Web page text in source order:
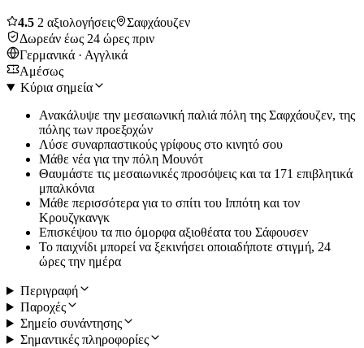
4.5 2 αξιολογήσεις
Σαφχάουζεν
Δωρεάν έως 24 ώρες πριν
Γερμανικά · Αγγλικά
Αμέσως
Κύρια σημεία
Ανακάλυψε την μεσαιωνική παλιά πόλη της Σαφχάουζεν, της
πόλης των προεξοχών
Λύσε συναρπαστικούς γρίφους στο κινητό σου
Μάθε νέα για την πόλη Μουνότ
Θαυμάστε τις μεσαιωνικές προσόψεις και τα 171 επιβλητικά
μπαλκόνια
Μάθε περισσότερα για το σπίτι του Ιππότη και τον
Κρουζγκανγκ
Επισκέψου τα πιο όμορφα αξιοθέατα του Σάφουσεν
Το παιχνίδι μπορεί να ξεκινήσει οποιαδήποτε στιγμή, 24
ώρες την ημέρα
Περιγραφή
Παροχές
Σημείο συνάντησης
Σημαντικές πληροφορίες